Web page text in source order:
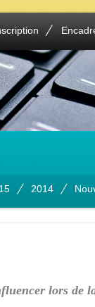
2014
lors de